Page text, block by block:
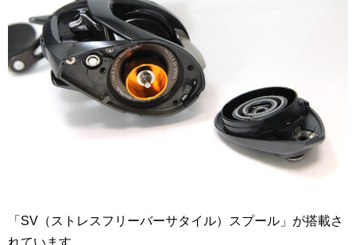
「SV（ストレスフリーバーサタイル）スプール」が搭載さ